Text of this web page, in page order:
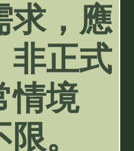
求，應
非正式
情境
。